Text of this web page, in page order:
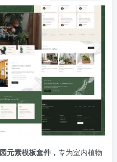
元素模板套件， 专为室内植物